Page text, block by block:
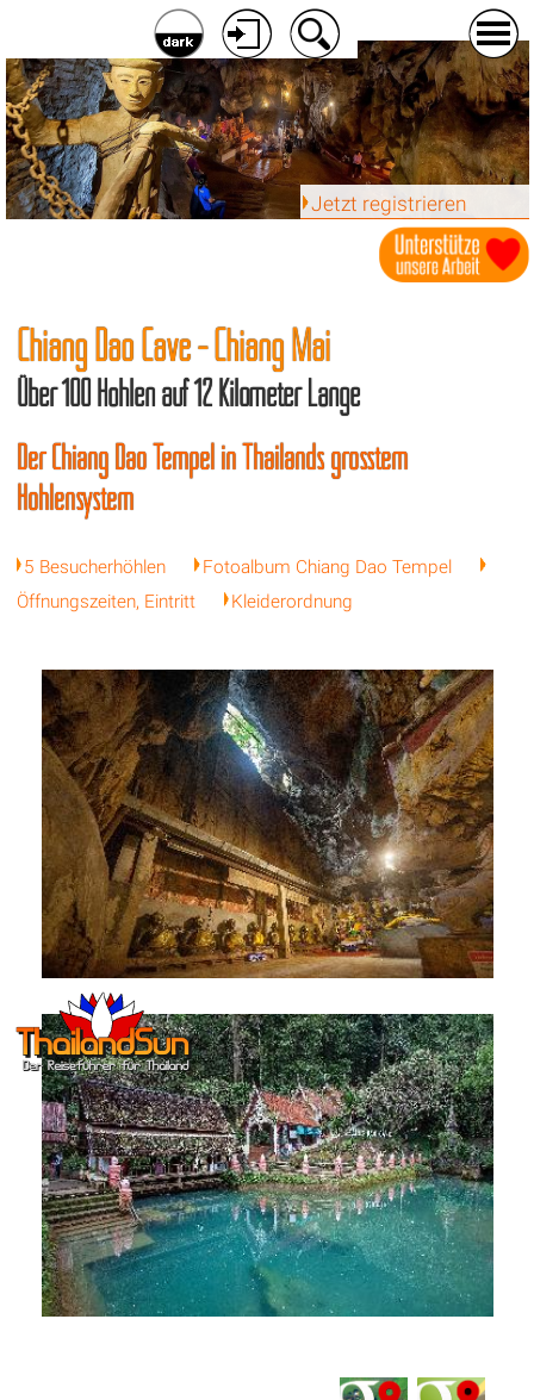
Jetzt registrieren
Chiang Dao Cave - Chiang Mai
Über 100 Höhlen auf 12 Kilometer Länge
Der Chiang Dao Tempel in Thailands grösstem
Höhlensystem
5 Besucherhöhlen
Fotoalbum Chiang Dao Tempel
Öffnungszeiten, Eintritt
Kleiderordnung